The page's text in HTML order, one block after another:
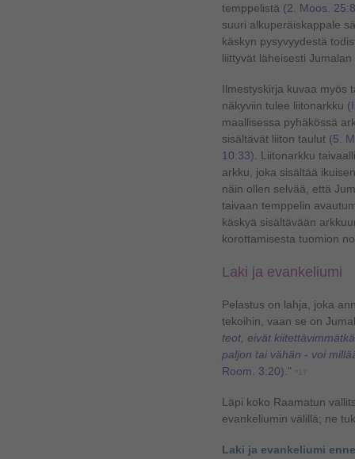
temppelistä (2. Moos.
suuri alkuperäiskappale
käskyn pysyvyydestä
liittyvät läheisesti
Ilmestyskirja kuvaa myös
näkyviin tulee liitonarkku
maallisessa pyhäkössä
sisältävät liiton taulut (5.
10:33).
Liitonarkku
arkku, joka sisältää
näin ollen selvää, että
taivaan temppelin
käskyä sisältävään
korottamisesta tuomion
Laki ja evankeliumi
Pelastus on lahja, joka
tekoihin, vaan se on
teot, eivät
paljon tai vähän - voi
Room. 3:20)."
Läpi koko Raamatun
evankeliumin välillä; ne
Laki ja evankeliumi